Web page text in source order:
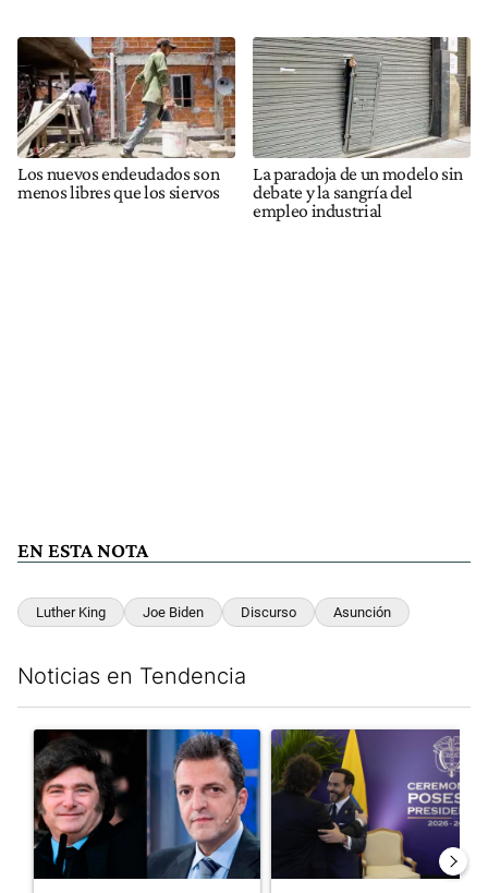
Los nuevos endeudados son
menos libres que los siervos
La paradoja de un modelo sin
debate y la sangría del
empleo industrial
EN ESTA NOTA
Luther King Joe Biden Discurso Asunción
Noticias en Tendencia
Un artículo de tendencia con el título "Los gobernadores
Un artículo de tendencia con